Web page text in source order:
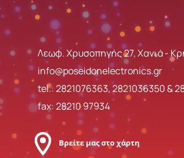
Λεωφ. Χρυσοπηγής 27, Χανιά -
info@poseidonelectronics.gr
tel.:2821076363,2821036350&
fax: 28210 97934
Βρείτε μας στο χάρτη